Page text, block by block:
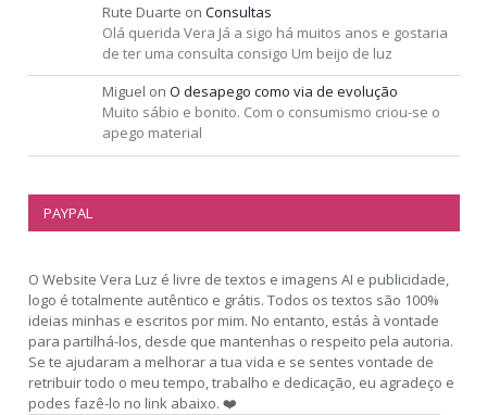
Rute Duarte on Consultas
Olá querida Vera Já a sigo há muitos anos e gostaria
de ter uma consulta consigo Um beijo de luz
Miguel on O desapego como via de evolução
Muito sábio e bonito. Com o consumismo criou-se o
apego material
PAYPAL
O Website Vera Luz é livre de textos e imagens AI e publicidade,
logo é totalmente autêntico e grátis. Todos os textos são 100%
ideias minhas e escritos por mim. No entanto, estás à vontade
para partilhá-los, desde que mantenhas o respeito pela autoria.
Se te ajudaram a melhorar a tua vida e se sentes vontade de
retribuir todo o meu tempo, trabalho e dedicação, eu agradeço e
podes fazê-lo no link abaixo. ❤️